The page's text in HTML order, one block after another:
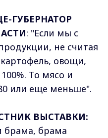
ГУБЕРНАТОР
: "Если мы с
не считая
овощи,
То мясо и
или еще меньше".
ВЫСТАВКИ:
брама, брама